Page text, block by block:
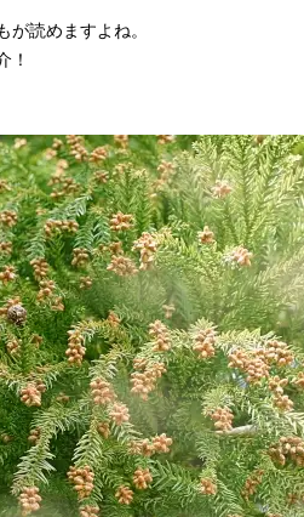
が読めますよね。
！